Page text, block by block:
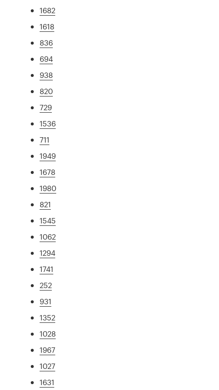
1682
1618
836
694
938
820
729
1536
711
1949
1678
1980
821
1545
1062
1294
1741
252
931
1352
1028
1967
1027
1631